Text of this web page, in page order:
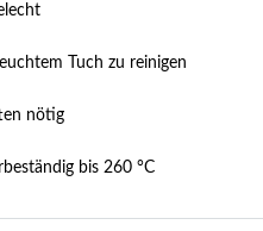
Tuch zu reinigen
nötig
bis 260 °C